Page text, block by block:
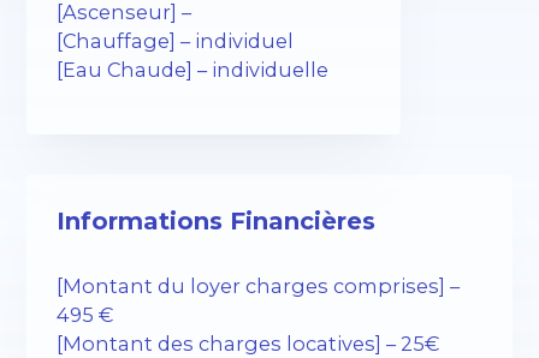
[Ascenseur] –
[Chauffage] – individuel
[Eau Chaude] – individuelle
Informations Financières
[Montant du loyer charges comprises] –
495 €
[Montant des charges locatives] – 25€